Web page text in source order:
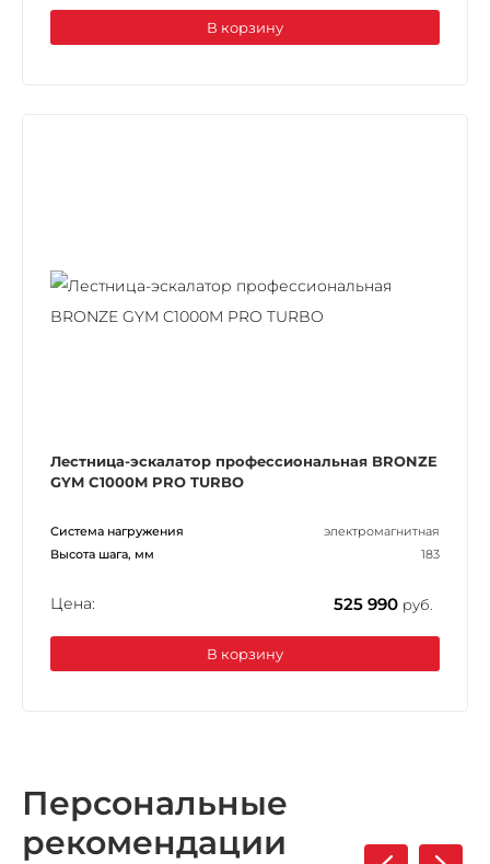
В корзину
Лестница-эскалатор профессиональная BRONZE
GYM C1000M PRO TURBO
Система нагружения
электромагнитная
Высота шага, мм
183
Цена: 525 990 руб.
В корзину
Персональные
рекомендации